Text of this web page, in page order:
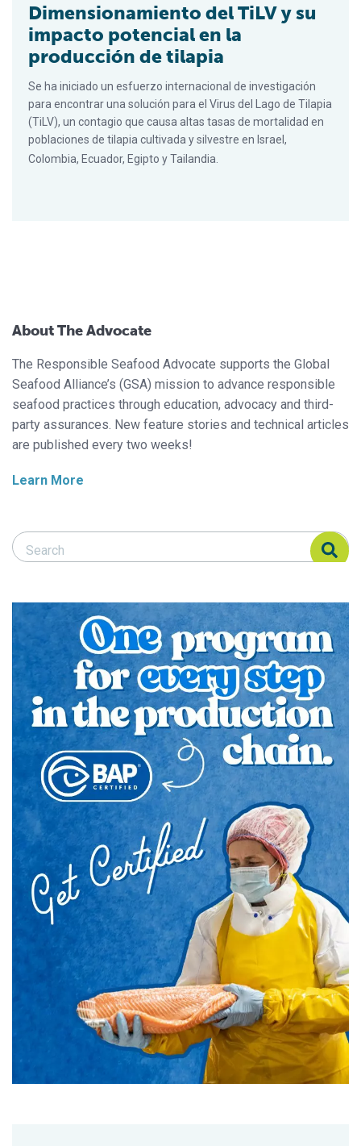
Dimensionamiento del TiLV y su
impacto potencial en la
producción de tilapia
Se ha iniciado un esfuerzo internacional de investigación
para encontrar una solución para el Virus del Lago de Tilapia
(TiLV), un contagio que causa altas tasas de mortalidad en
poblaciones de tilapia cultivada y silvestre en Israel,
Colombia, Ecuador, Egipto y Tailandia.
About The Advocate
The Responsible Seafood Advocate supports the Global
Seafood Alliance’s (GSA) mission to advance responsible
seafood practices through education, advocacy and third-
party assurances. New feature stories and technical articles
are published every two weeks!
Learn More
Search Responsible Seafood Advocate
Search Responsible Seafood Advocate